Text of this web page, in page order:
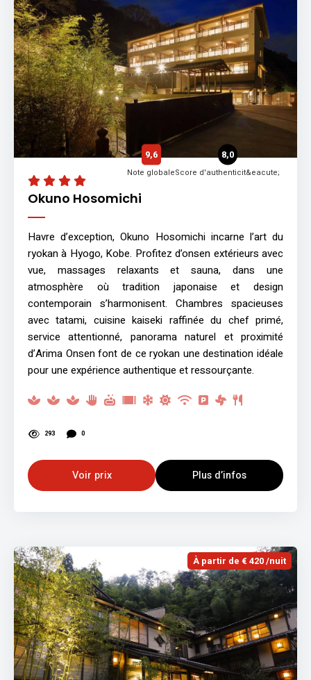
Okuno Hosomichi
9,6
Note globale
8,0
Score d'authenticit&eacute;
Havre d’exception, Okuno Hosomichi incarne l’art du
ryokan à Hyogo, Kobe. Profitez d’onsen extérieurs avec
vue, massages relaxants et sauna, dans une
atmosphère où tradition japonaise et design
contemporain s’harmonisent. Chambres spacieuses
avec tatami, cuisine kaiseki raffinée du chef primé,
service attentionné, panorama naturel et proximité
d’Arima Onsen font de ce ryokan une destination idéale
pour une expérience authentique et ressourçante.
293 0
Voir prix Plus d’infos
À partir de € 420 /nuit